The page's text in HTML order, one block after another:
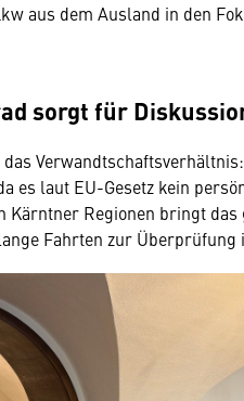
aus dem Ausland in den
sorgt für
es laut EU-Gesetz kein
Kärntner Regionen bringt das
Fahrten zur Überprüfung